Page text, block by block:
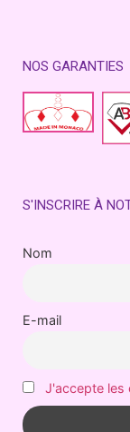
NOS GARANTIES
S'INSCRIRE À
Nom
E-mail
J'accepte les